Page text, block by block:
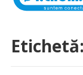
Etichetă: